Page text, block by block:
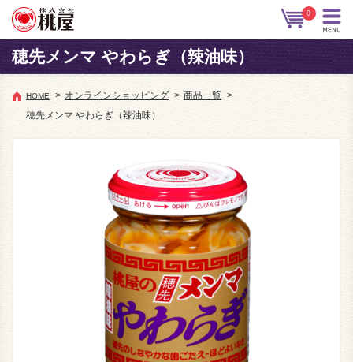
0
穂先メンマ やわらぎ（辣油味）
HOME > オンラインショッピング > 商品一覧 >
穂先メンマ やわらぎ（辣油味）